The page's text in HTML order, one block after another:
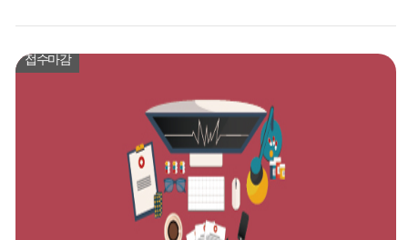
접수마감